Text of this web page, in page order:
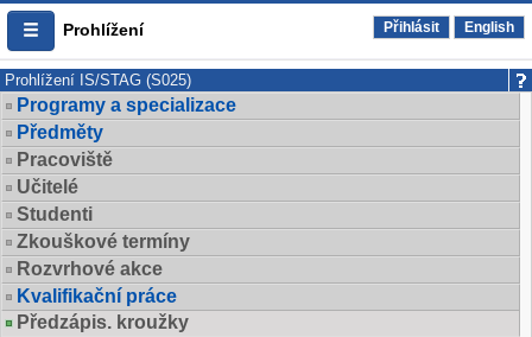
Prohlížení Přihlásit English
Prohlížení IS/STAG (S025)
Programy a specializace
Předměty
Pracoviště
Učitelé
Studenti
Zkouškové termíny
Rozvrhové akce
Kvalifikační práce
Předzápis. kroužky